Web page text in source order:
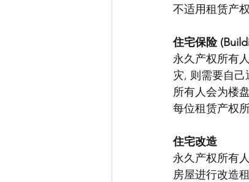
不适用租赁产
住宅保险
永久产权所有
灾, 则需要自
所有人会为楼
每位租赁产权
住宅改造
永久产权所有
房屋进行改造